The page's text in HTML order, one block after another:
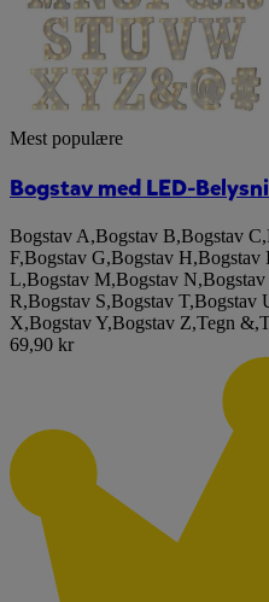
Mest populære
Bogstav med LED-
Bogstav A,Bogstav B,Bogstav C,
F,Bogstav G,Bogstav H,Bogstav
L,Bogstav M,Bogstav N,Bogstav
R,Bogstav S,Bogstav T,Bogstav
X,Bogstav Y,Bogstav Z,Tegn &,
69,90 kr